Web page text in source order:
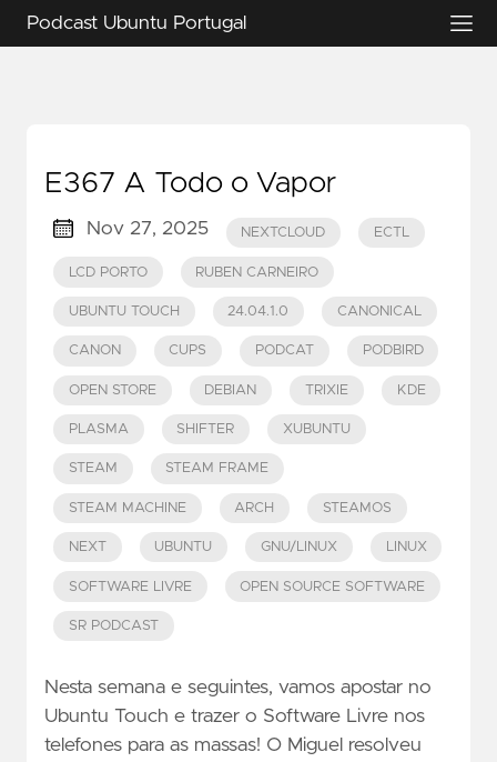
Podcast Ubuntu Portugal
E367 A Todo o Vapor
Nov 27, 2025 NEXTCLOUD ECTL
LCD PORTO RUBEN CARNEIRO
UBUNTU TOUCH 24.04.1.0 CANONICAL
CANON CUPS PODCAT PODBIRD
OPEN STORE DEBIAN TRIXIE KDE
PLASMA SHIFTER XUBUNTU
STEAM STEAM FRAME
STEAM MACHINE ARCH STEAMOS
NEXT UBUNTU GNU/LINUX LINUX
SOFTWARE LIVRE OPEN SOURCE SOFTWARE
SR PODCAST
Nesta semana e seguintes, vamos apostar no
Ubuntu Touch e trazer o Software Livre nos
telefones para as massas! O Miguel resolveu